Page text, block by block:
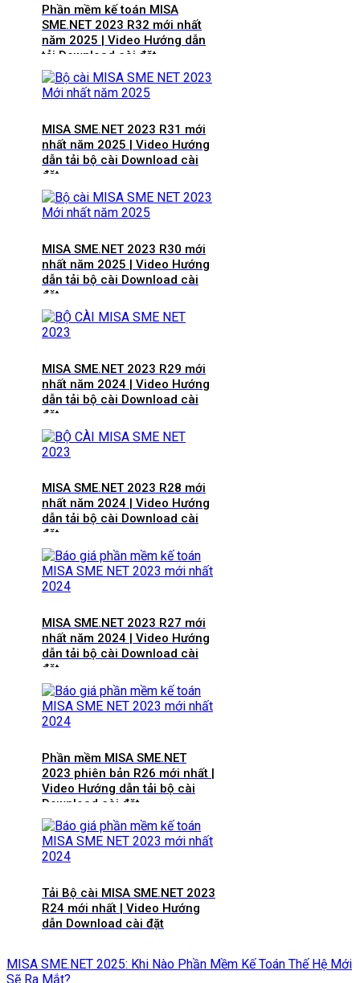
Phần mềm kế toán MISA
SME.NET 2023 R32 mới nhất
năm 2025 | Video Hướng dẫn
tải Download cài đặt
MISA SME.NET 2023 R31 mới
nhất năm 2025 | Video Hướng
dẫn tải bộ cài Download cài
đặt
MISA SME.NET 2023 R30 mới
nhất năm 2025 | Video Hướng
dẫn tải bộ cài Download cài
đặt
MISA SME.NET 2023 R29 mới
nhất năm 2024 | Video Hướng
dẫn tải bộ cài Download cài
đặt
MISA SME.NET 2023 R28 mới
nhất năm 2024 | Video Hướng
dẫn tải bộ cài Download cài
đặt
MISA SME.NET 2023 R27 mới
nhất năm 2024 | Video Hướng
dẫn tải bộ cài Download cài
đặt
Phần mềm MISA SME.NET
2023 phiên bản R26 mới nhất |
Video Hướng dẫn tải bộ cài
Download cài đặt
Tải Bộ cài MISA SME.NET 2023
R24 mới nhất | Video Hướng
dẫn Download cài đặt
MISA SME.NET 2025: Khi Nào Phần Mềm Kế Toán Thế Hệ Mới
Sẽ Ra Mắt?